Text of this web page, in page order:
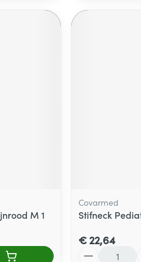
M 1
Covarmed
Stifneck
€ 22,64